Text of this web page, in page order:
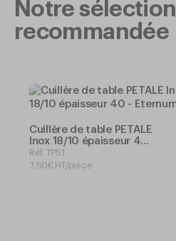
Notre sélection
recommandée
Cuillère de table PETALE
Inox 18/10 épaisseur 40
- Eternum
Réf. TP51
7, 50€ HT/pièce